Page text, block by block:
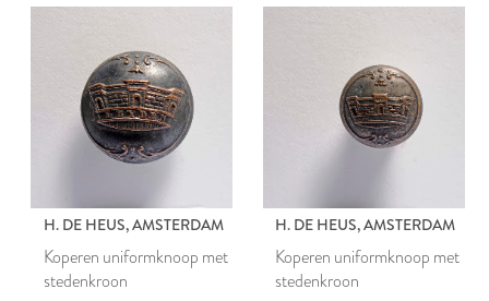
H. DE HEUS, AMSTERDAM
Koperen uniformknoop met
stedenkroon
H. DE HEUS, AMSTERDAM
Koperen uniformknoop met
stedenkroon